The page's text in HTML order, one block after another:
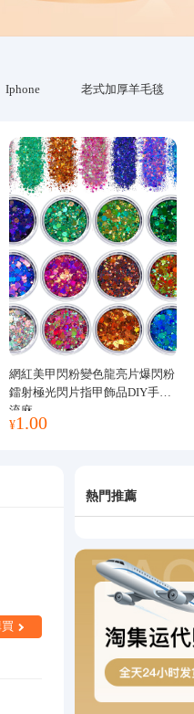
Iphone 老式加厚羊毛毯
網紅美甲閃粉變色龍亮片爆閃粉
鐳射極光閃片指甲飾品DIY手工
流麻
¥1.00
熱門推薦